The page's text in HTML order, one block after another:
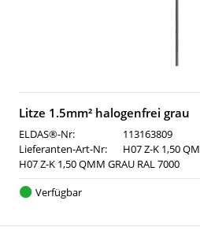
Litze 1.5mm² halogenfrei grau
ELDAS®-Nr:
113163809
Lieferanten-Art-Nr:
H07 Z-K 1,50 QM
H07 Z-K 1,50 QMM GRAU RAL 7000
Verfügbar